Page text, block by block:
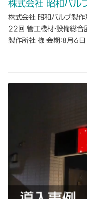
株式会社 昭和バル
株式会社 昭和バルブ製
22回 管工機材・設備総
製作所社 様 会期：8月6日